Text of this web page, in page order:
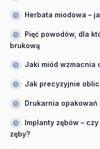
Herbata miodowa –
Pięć powodów, dla
brukową
Jaki miód wzmacnia
Jak precyzyjnie
Drukarnia
Implanty zębów –
zęby?